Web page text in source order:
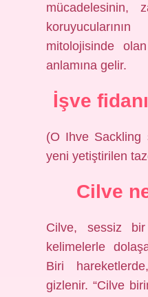
mücadelesinin,
mitolojisinde
anlamına gelir.
İşve
(O Ihve Sackling
yeni yetiştirilen
Cilve
Cilve, sessiz
kelimelerle
Biri
gizlenir. “Cilve